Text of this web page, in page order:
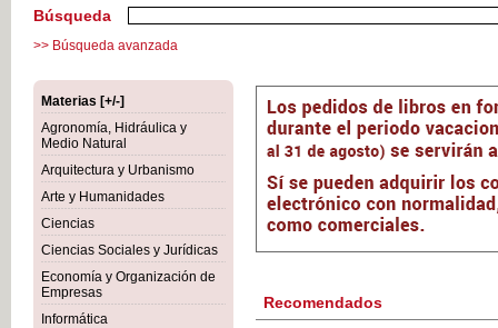
Búsqueda
>> Búsqueda avanzada
Materias [+/-]
Agronomía, Hidráulica y
Medio Natural
Arquitectura y Urbanismo
Arte y Humanidades
Ciencias
Ciencias Sociales y Jurídicas
Economía y Organización de
Empresas
Informática
Recomendados